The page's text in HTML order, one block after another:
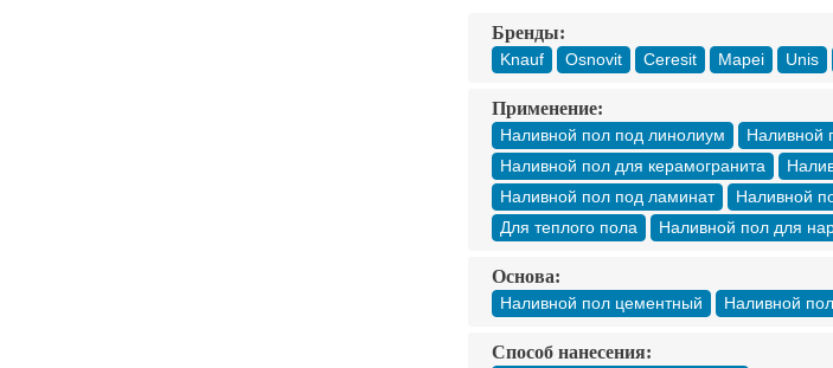
Бренды:
Knauf Osnovit Ceresit Mapei Unis
Применение:
Наливной пол под линолиум Наливной
Наливной пол для керамогранита
Наливной пол под ламинат
Наливной
Для теплого пола
Наливной пол для
Основа:
Наливной пол цементный Наливной
Способ нанесения: